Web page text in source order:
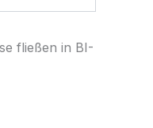
fließen in BI-